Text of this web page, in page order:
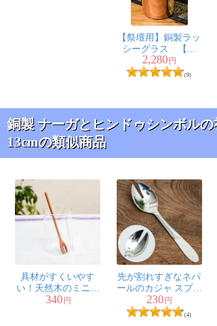
【祭壇用】銅製ラッ
シーグラス 【高
さ：約12cm】
2,280 円
(9)
銅製 ナーガとヒンドゥシンボル
13cmの類似商品
具材がすくいやす
い！天然木のミニ先
割れスプーン
340円
先が割れすぎなネパ
ールのカジャ スプー
ン 18cmパーティ料理
などに フォーク兼用
230円
(4)